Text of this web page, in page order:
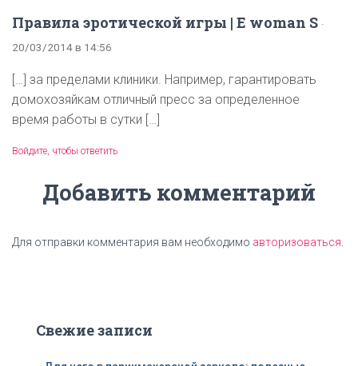
Правила эротической игры | E woman S ·
20/03/2014 в 14:56
[…] за пределами клиники. Например, гарантировать
домохозяйкам отличный пресс за определенное
время работы в сутки […]
Войдите, чтобы ответить
Добавить комментарий
Для отправки комментария вам необходимо авторизоваться
Свежие записи